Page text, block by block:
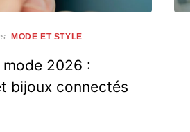
MODE ET STYLE
mode 2026 :
bijoux connectés